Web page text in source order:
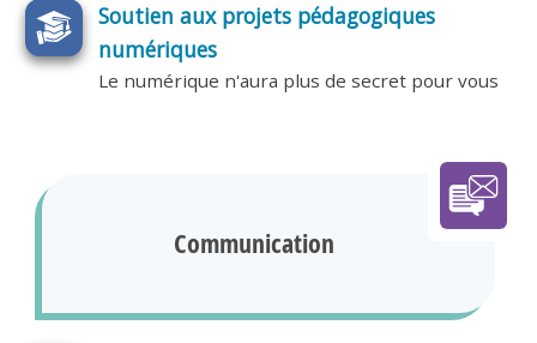
Soutien aux projets pédagogiques
numériques
Le numérique n'aura plus de secret pour vous
Communication